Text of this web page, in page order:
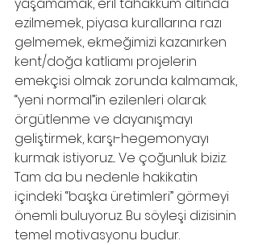
ezilmemek, piyasa kurallarına razı
gelmemek, ekmeğimizi kazanırken
kent/doğa katliamı projelerin
emekçisi olmak zorunda kalmamak,
“yeni normal”in ezilenleri olarak
örgütlenme ve dayanışmayı
geliştirmek, karşı-hegemonyayı
kurmak istiyoruz... Ve çoğunluk biziz.
Tam da bu nedenle hakikatin
içindeki “başka üretimleri” görmeyi
önemli buluyoruz. Bu söyleşi dizisinin
temel motivasyonu budur.